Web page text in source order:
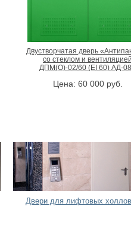
Двустворчатая дверь
со стеклом и
ДПМ(О)-02/60 (EI 60) АД-
Цена: 60 000руб.
Двери для лифтовых холлов